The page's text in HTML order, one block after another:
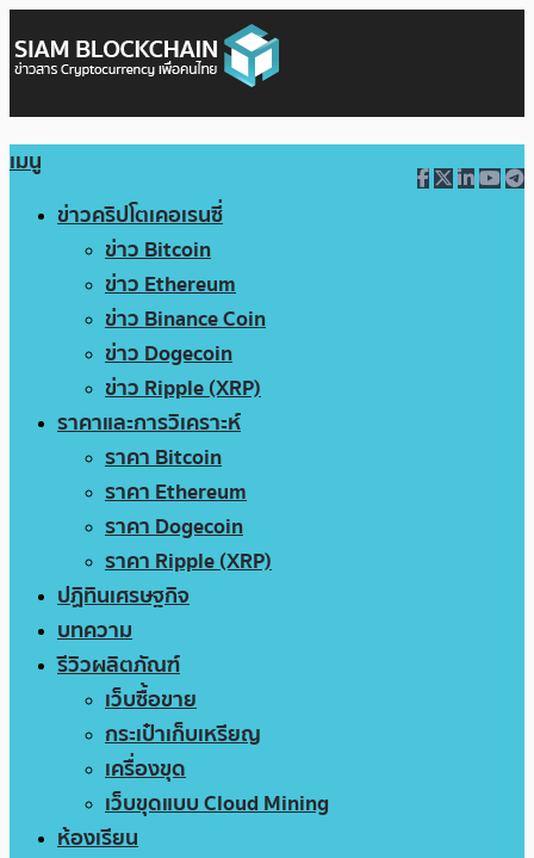
เมนู
ข่าวคริปโตเคอเรนซี่
ข่าว Bitcoin
ข่าว Ethereum
ข่าว Binance Coin
ข่าว Dogecoin
ข่าว Ripple (XRP)
ราคาและการวิเคราะห์
ราคา Bitcoin
ราคา Ethereum
ราคา Dogecoin
ราคา Ripple (XRP)
ปฏิทินเศรษฐกิจ
บทความ
รีวิวผลิตภัณฑ์
เว็บซื้อขาย
กระเป๋าเก็บเหรียญ
เครื่องขุด
เว็บขุดแบบ Cloud Mining
ห้องเรียน